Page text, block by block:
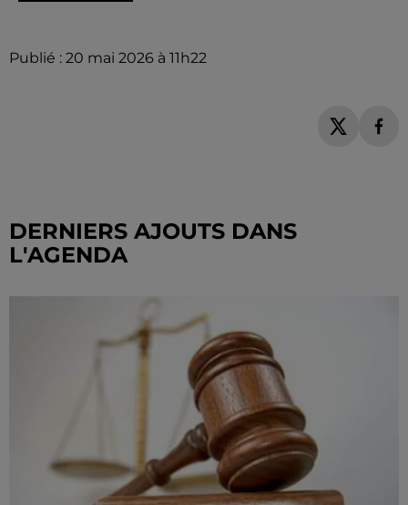
Publié : 20 mai 2026 à 11h22
DERNIERS AJOUTS DANS
L'AGENDA